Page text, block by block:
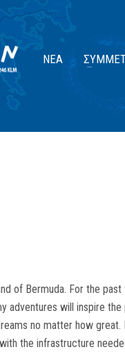
ΝΈΑ
of Bermuda. For the
adventures will inspire
no matter how
the infrastructure